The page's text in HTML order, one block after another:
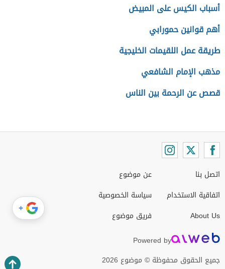
أسباب الكيس على المبيض
أهم قوانين حمورابي
طريقة عمل اللقيمات الخليجية
مذهب الإمام الشافعي
قصص عن الرحمة بين الناس
اتصل بنا
اتفاقية الاستخدام
About Us
عن موضوع
سياسة الخصوصية
فريق موضوع
Powered by
جميع الحقوق محفوظة © موضوع 2026
+